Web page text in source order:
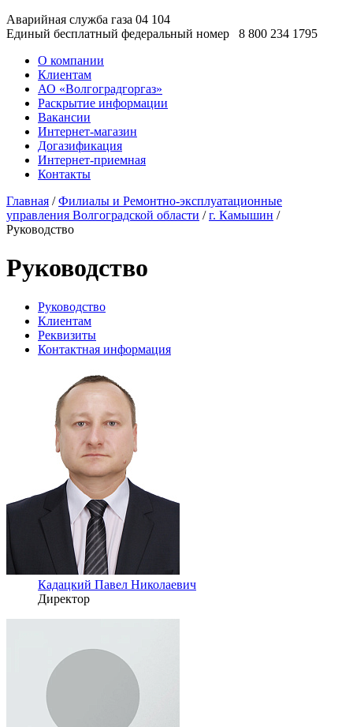
Аварийная служба газа 04 104
Единый бесплатный федеральный номер
8 800 234 1795
О компании
Клиентам
АО «Волгоградгоргаз»
Раскрытие информации
Вакансии
Интернет-магазин
Догазификация
Интернет-приемная
Контакты
Главная /Филиалы и Ремонтно-эксплуатационные
управления Волгоградской области /г. Камышин /
Руководство
Руководство
Руководство
Клиентам
Реквизиты
Контактная информация
Кадацкий Павел Николаевич
Директор